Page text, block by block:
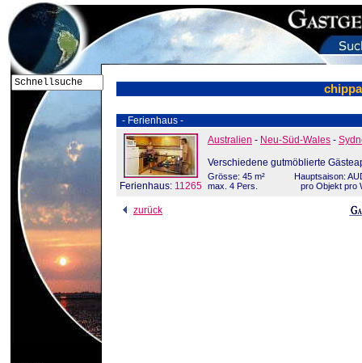
- Ferienhaus -
Ferienhaus: 11265
Australien - Neu-Süd-Wales -
Verschiedene gutmöblierte
Grösse: 45 m²
max. 4 Pers.
Hauptsaison:
pro Objekt pro
zurück